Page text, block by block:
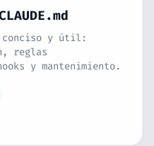
conciso y útil:
reglas
y mantenimiento.